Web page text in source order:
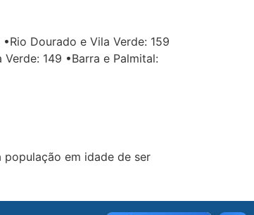
Dourado e Vila Verde: 159
149 •Barra e Palmital:
em idade de ser